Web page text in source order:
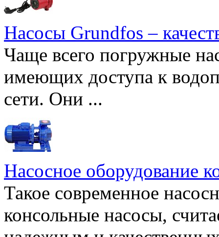
Насосы Grundfos –
Чаще всего погружные
имеющих доступа к
сети. Они ...
Насосное оборудование
Такое современное
консольные насосы,